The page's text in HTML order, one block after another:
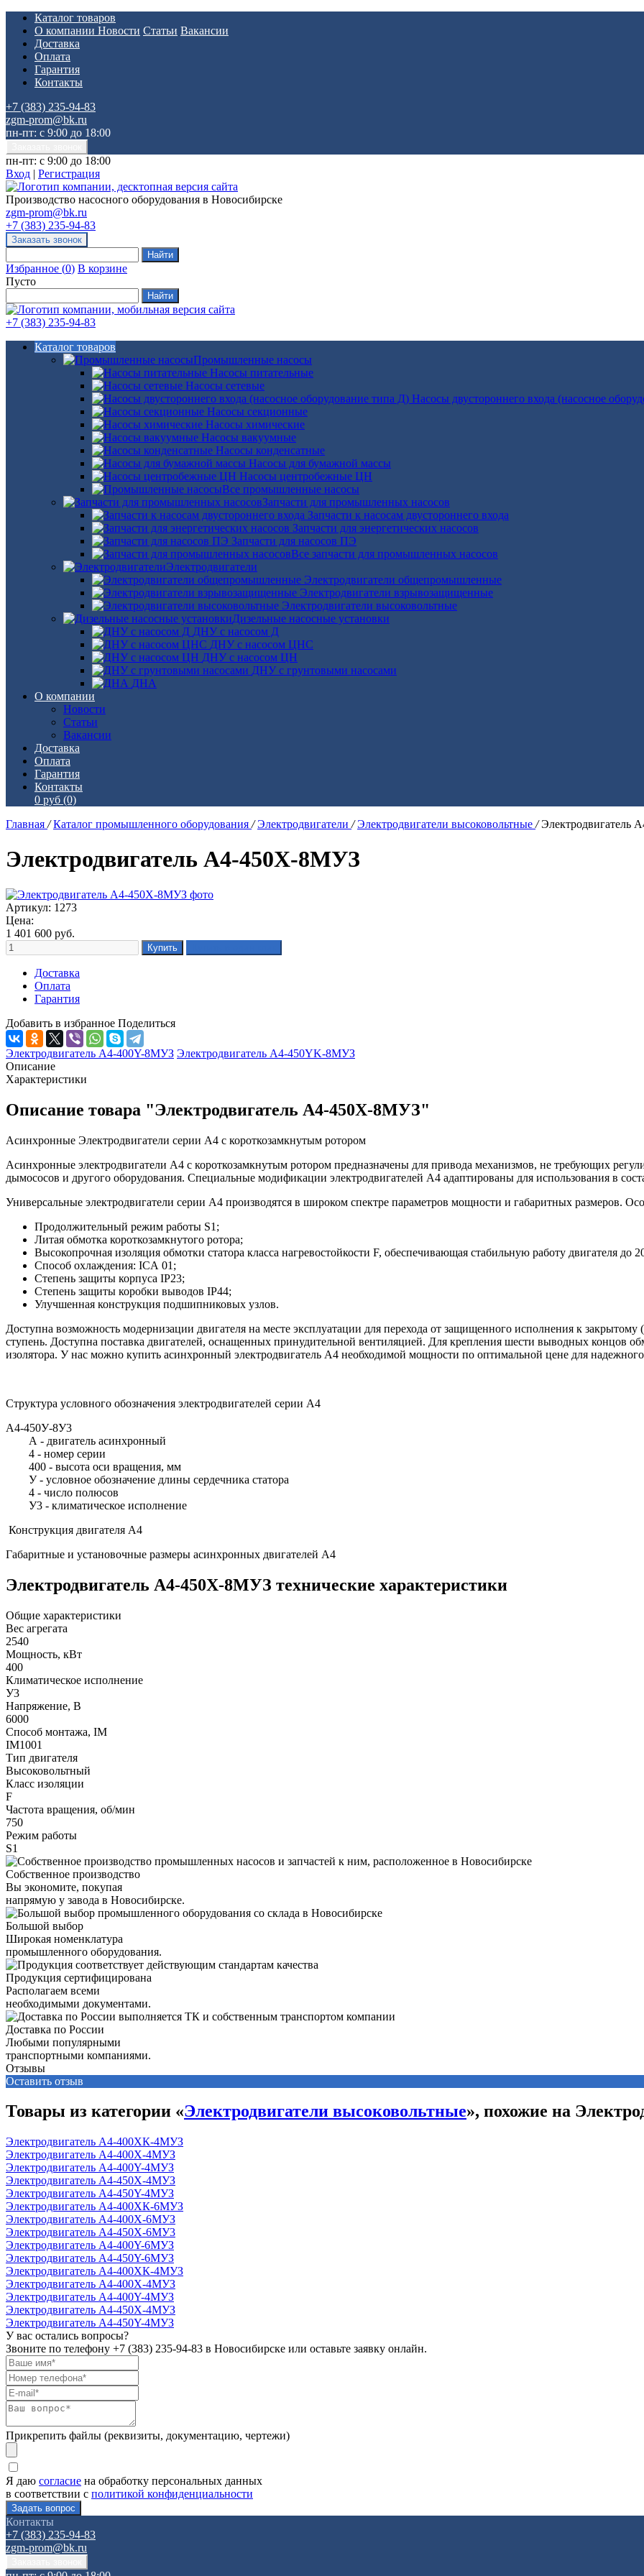
Каталог товаров
О компании Новости Статьи Вакансии
Доставка
Оплата
Гарантия
Контакты
+7 (383) 235-94-83
zgm-prom@bk.ru
пн-пт: с 9:00 до 18:00
пн-пт: с 9:00 до 18:00
Вход | Регистрация
Производство насосного оборудования в Новосибирске
zgm-prom@bk.ru
+7 (383) 235-94-83
Избранное (0) В корзине
Пусто
+7 (383) 235-94-83
Каталог товаров
Промышленные насосы
Насосы питательные
Насосы сетевые
Насосы двустороннего входа (насосное
Насосы секционные
Насосы химические
Насосы вакуумные
Насосы конденсатные
Насосы для бумажной массы
Насосы центробежные ЦН
Все промышленные насосы
Запчасти для промышленных насосов
Запчасти к насосам двустороннего входа
Запчасти для энергетических насосов
Запчасти для насосов ПЭ
Все запчасти для промышленных насосов
Электродвигатели
Электродвигатели общепромышленные
Электродвигатели взрывозащищенные
Электродвигатели высоковольтные
Дизельные насосные установки
ДНУ с насосом Д
ДНУ с насосом ЦНС
ДНУ с насосом ЦН
ДНУ с грунтовыми насосами
ДНА
О компании
Новости
Статьи
Вакансии
Доставка
Оплата
Гарантия
Контакты
0 руб (0)
Главная / Каталог промышленного оборудования / Электродвигатели / Электродвигатели высоковольтные / Электродвигатель
Электродвигатель А4-450Х-8MУЗ
Артикул: 1273
Цена:
1 401 600 руб.
Доставка
Оплата
Гарантия
Добавить в избранное Поделиться
Электродвигатель А4-400Y-8MУЗ Электродвигатель А4-450YK-8МУЗ
Описание
Характеристики
Описание товара "Электродвигатель А4-450Х-8MУЗ"
Асинхронные Электродвигатели серии А4 с короткозамкнутым ротором
Асинхронные электродвигатели А4 с короткозамкнутым ротором предназначены для привода механизмов, не требующих
дымососов и другого оборудования. Специальные модификации электродвигателей А4 адаптированы для использования в
Универсальные электродвигатели серии А4 производятся в широком спектре параметров мощности и габаритных размеров.
Продолжительный режим работы S1;
Литая обмотка короткозамкнутого ротора;
Высокопрочная изоляция обмотки статора класса нагревостойкости F, обеспечивающая стабильную работу двигателя до
Способ охлаждения: ICA 01;
Степень защиты корпуса IP23;
Степень защиты коробки выводов IP44;
Улучшенная конструкция подшипниковых узлов.
Доступна возможность модернизации двигателя на месте эксплуатации для перехода от защищенного исполнения к
ступень. Доступна поставка двигателей, оснащенных принудительной вентиляцией. Для крепления шести выводных концов
изолятора. У нас можно купить асинхронный электродвигатель А4 необходимой мощности по оптимальной цене для
Структура условного обозначения электродвигателей серии А4
А4-450У-8У3
А - двигатель асинхронный
4 - номер серии
400 - высота оси вращения, мм
У - условное обозначение длины сердечника статора
4 - число полюсов
У3 - климатическое исполнение
Конструкция двигателя А4
Габаритные и установочные размеры асинхронных двигателей А4
Электродвигатель А4-450Х-8MУЗ технические характеристики
Общие характеристики
Вес агрегата
2540
Мощность, кВт
400
Климатическое исполнение
У3
Напряжение, В
6000
Способ монтажа, IM
IM1001
Тип двигателя
Высоковольтный
Класс изоляции
F
Частота вращения, об/мин
750
Режим работы
S1
Собственное производство
Вы экономите, покупая
напрямую у завода в Новосибирске.
Большой выбор
Широкая номенклатура
промышленного оборудования.
Продукция сертифицирована
Располагаем всеми
необходимыми документами.
Доставка по России
Любыми популярными
транспортными компаниями.
Отзывы
Оставить отзыв
Товары из категории «Электродвигатели высоковольтные», похожие на
Электродвигатель А4-400ХК-4МУЗ
Электродвигатель А4-400Х-4МУЗ
Электродвигатель А4-400Y-4МУЗ
Электродвигатель А4-450Х-4MУЗ
Электродвигатель А4-450Y-4MУЗ
Электродвигатель А4-400ХК-6MУЗ
Электродвигатель А4-400Х-6MУЗ
Электродвигатель А4-450Х-6MУ3
Электродвигатель А4-400Y-6MУЗ
Электродвигатель А4-450Y-6MУЗ
Электродвигатель А4-400ХК-4МУЗ
Электродвигатель А4-400Х-4МУЗ
Электродвигатель А4-400Y-4МУЗ
Электродвигатель А4-450Х-4MУЗ
Электродвигатель А4-450Y-4MУЗ
У вас остались вопросы?
Звоните по телефону +7 (383) 235-94-83 в Новосибирске или оставьте заявку онлайн.
Прикрепить файлы (реквизиты, документацию, чертежи)
Я даю согласие на обработку персональных данных
в соответствии с политикой конфиденциальности
Контакты
+7 (383) 235-94-83
zgm-prom@bk.ru